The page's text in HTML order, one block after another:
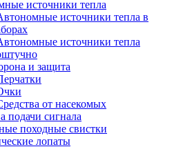
источники тепла
источники тепла в
источники тепла
и защита
от насекомых
подачи сигнала
походные свистки
лопаты